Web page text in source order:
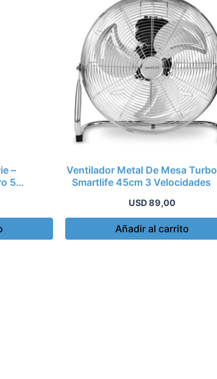
–
5
Ventilador Metal De Mesa Turbo
Smartlife 45cm 3 Velocidades
USD89,00
Añadir al carrito